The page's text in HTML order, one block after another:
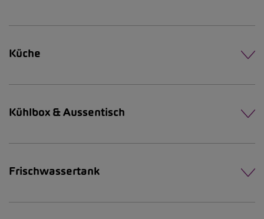
Küche
Kühlbox & Aussentisch
Frischwassertank